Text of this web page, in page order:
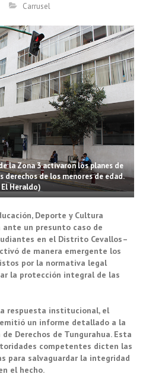
Carrusel
la Zona 3 activaron los planes de
de los menores de edad.
Heraldo)
Deporte y Cultura
un presunto caso de
en el Distrito Cevallos–
de manera emergente los
por la normativa legal
la protección integral de las
respuesta institucional, el
un informe detallado a la
Derechos de Tungurahua. Esta
competentes dicten las
para salvaguardar la integridad
el hecho.